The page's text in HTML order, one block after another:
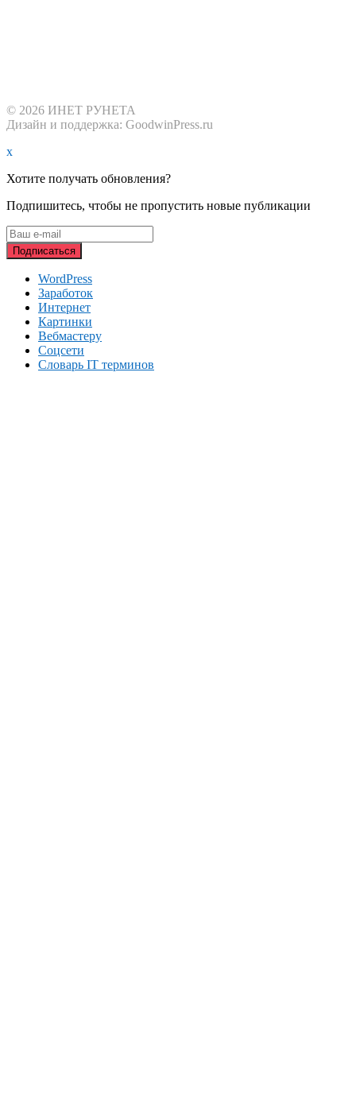
© 2026 ИНЕТ РУНЕТА
Дизайн и поддержка: GoodwinPress.ru
x
Хотите получать обновления?
Подпишитесь, чтобы не пропустить новые публикации
WordPress
Заработок
Интернет
Картинки
Вебмастеру
Соцсети
Словарь IT терминов